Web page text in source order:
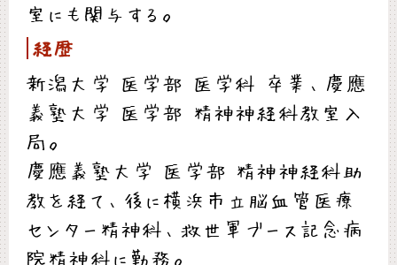
室にも関与する。
経歴
新潟大学 医学部 医学科 卒業、慶應
義塾大学 医学部 精神神経科教室入
局。
慶應義塾大学 医学部 精神神経科助
教を経て、後に横浜市立脳血管医療
センター精神科、救世軍ブース記念病
院精神科に勤務。